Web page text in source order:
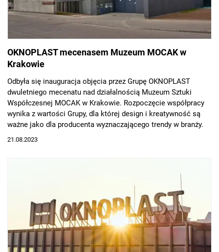
OKNOPLAST mecenasem Muzeum MOCAK w
Krakowie
Odbyła się inauguracja objęcia przez Grupę OKNOPLAST
dwuletniego mecenatu nad działalnością Muzeum Sztuki
Współczesnej MOCAK w Krakowie. Rozpoczęcie współpracy
wynika z wartości Grupy, dla której design i kreatywność są
ważne jako dla producenta wyznaczającego trendy w branży.
21.08.2023